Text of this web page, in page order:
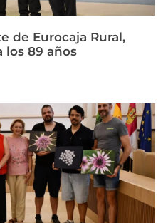
de Eurocaja Rural,
los 89 años